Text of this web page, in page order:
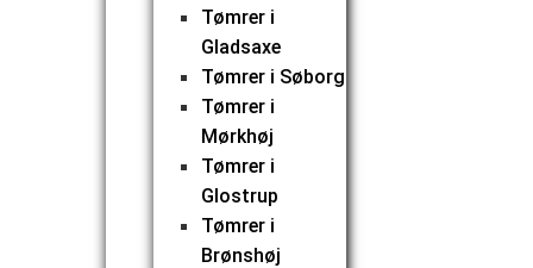
Tømrer i
Gladsaxe
Tømrer i Søborg
Tømrer i
Mørkhøj
Tømrer i
Glostrup
Tømrer i
Brønshøj